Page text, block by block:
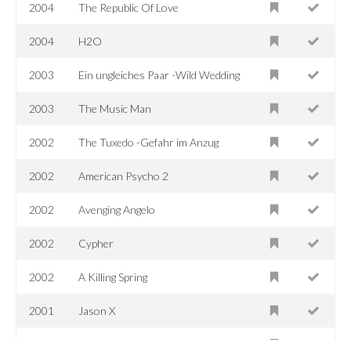
2004 The Republic Of Love
2004 H2O
2003 Ein ungleiches Paar -Wild Wedding
2003 The Music Man
2002 The Tuxedo -Gefahr im Anzug
2002 American Psycho 2
2002 Avenging Angelo
2002 Cypher
2002 A Killing Spring
2001 Jason X